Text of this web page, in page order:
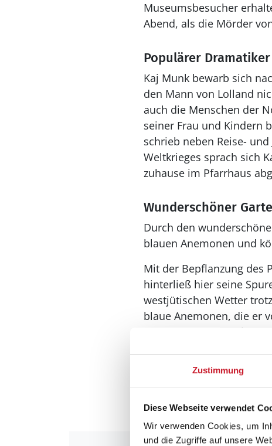
Zustimmung
Diese Webseite verwendet
Wir verwenden Cookies, um
und die Zugriffe auf unsere
Museumsbesucher
Abend, als die Mörder
Populärer Dramatiker
Kaj Munk bewarb sich
den Mann von Lolland
auch die Menschen der
seiner Frau und Kindern
schrieb neben Reise-
Weltkrieges sprach sich
zuhause im Pfarrhaus
Wunderschöner
Durch den
blauen Anemonen und
Mit der Bepflanzung des
hinterließ hier seine
westjütischen Wetter
blaue Anemonen, die er
Gedicht widmete. Die
Die Poesie-Routen sind
Dichterinnen und
Natur zu bringen.